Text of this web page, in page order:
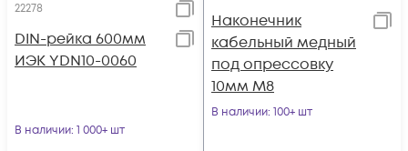
22278
DIN-рейка 600мм
ИЭК YDN10-0060
В наличии: 1 000+ шт
Наконечник
кабельный медный
под опрессовку
10мм М8
В наличии: 100+ шт